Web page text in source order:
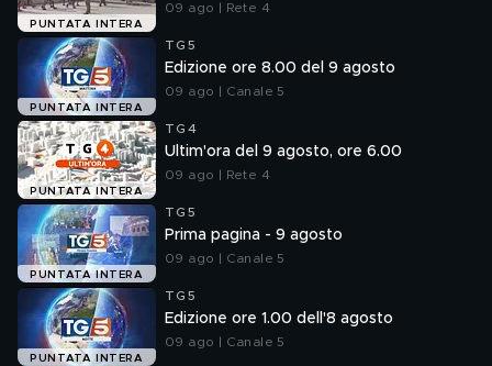
PUNTATA INTERA
09 ago | Rete 4
PUNTATA INTERA
TG5
Edizione ore 8.00 del 9 agosto
09 ago | Canale 5
PUNTATA INTERA
TG4
Ultim'ora del 9 agosto, ore 6.00
09 ago | Rete 4
PUNTATA INTERA
TG5
Prima pagina - 9 agosto
09 ago | Canale 5
PUNTATA INTERA
TG5
Edizione ore 1.00 dell'8 agosto
09 ago | Canale 5